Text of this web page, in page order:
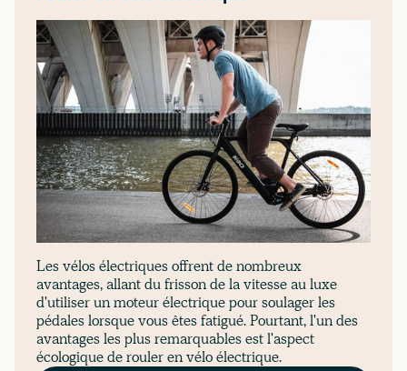
Les vélos électriques offrent de nombreux
avantages, allant du frisson de la vitesse au luxe
d'utiliser un moteur électrique pour soulager les
pédales lorsque vous êtes fatigué. Pourtant, l'un des
avantages les plus remarquables est l'aspect
écologique de rouler en vélo électrique.